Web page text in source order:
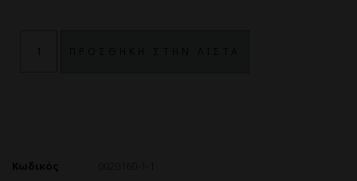
Κωδικός